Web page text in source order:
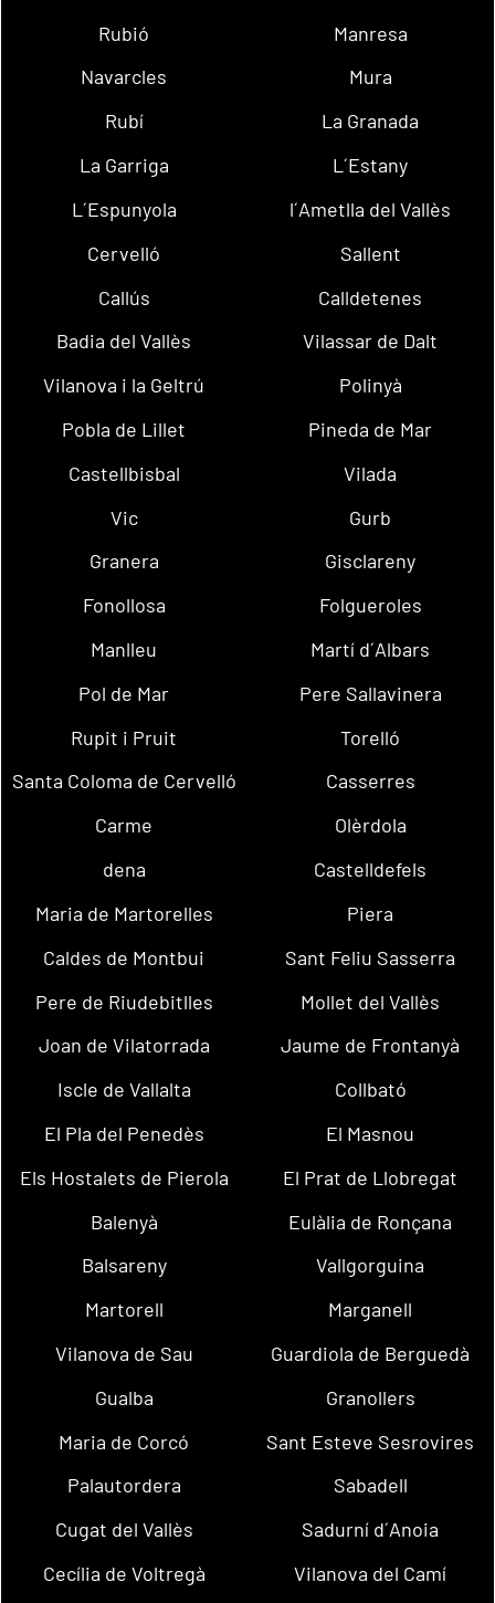
Rubió
Manresa
Navarcles
Mura
Rubí
La Granada
La Garriga
L´Estany
L´Espunyola
l´Ametlla del Vallès
Cervelló
Sallent
Callús
Calldetenes
Badia del Vallès
Vilassar de Dalt
Vilanova i la Geltrú
Polinyà
Pobla de Lillet
Pineda de Mar
Castellbisbal
Vilada
Vic
Gurb
Granera
Gisclareny
Fonollosa
Folgueroles
Manlleu
Martí d´Albars
Pol de Mar
Pere Sallavinera
Rupit i Pruit
Torelló
Santa Coloma de Cervelló
Casserres
Carme
Olèrdola
dena
Castelldefels
Maria de Martorelles
Piera
Caldes de Montbui
Sant Feliu Sasserra
Pere de Riudebitlles
Mollet del Vallès
Joan de Vilatorrada
Jaume de Frontanyà
Iscle de Vallalta
Collbató
El Pla del Penedès
El Masnou
Els Hostalets de Pierola
El Prat de Llobregat
Balenyà
Eulàlia de Ronçana
Balsareny
Vallgorguina
Martorell
Marganell
Vilanova de Sau
Guardiola de Berguedà
Gualba
Granollers
Maria de Corcó
Sant Esteve Sesrovires
Palautordera
Sabadell
Cugat del Vallès
Sadurní d´Anoia
Cecília de Voltregà
Vilanova del Camí